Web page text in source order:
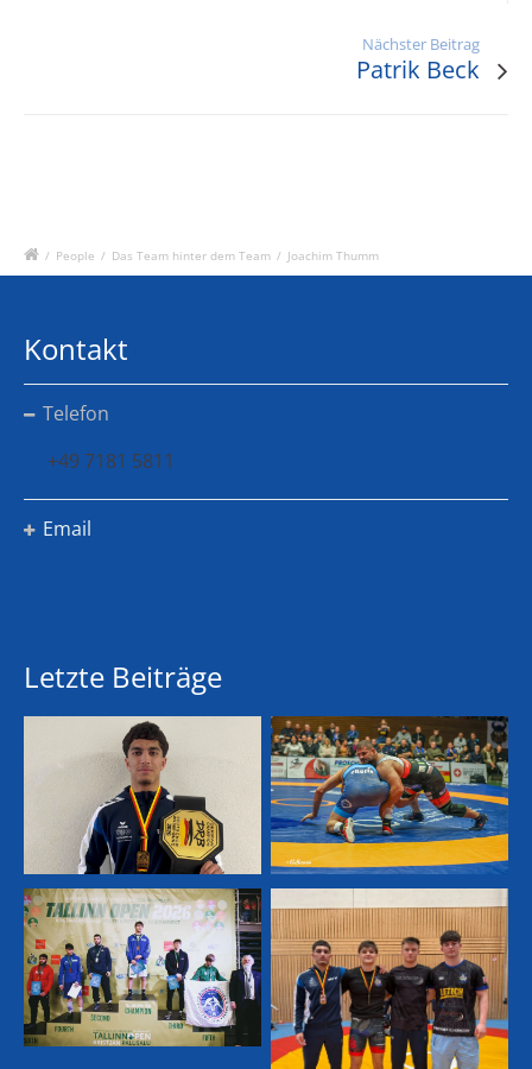
Nächster Beitrag
Patrik Beck
/ People / Das Team hinter dem Team / Joachim Thumm
Kontakt
Telefon
+49 7181 5811
Email
Letzte Beiträge